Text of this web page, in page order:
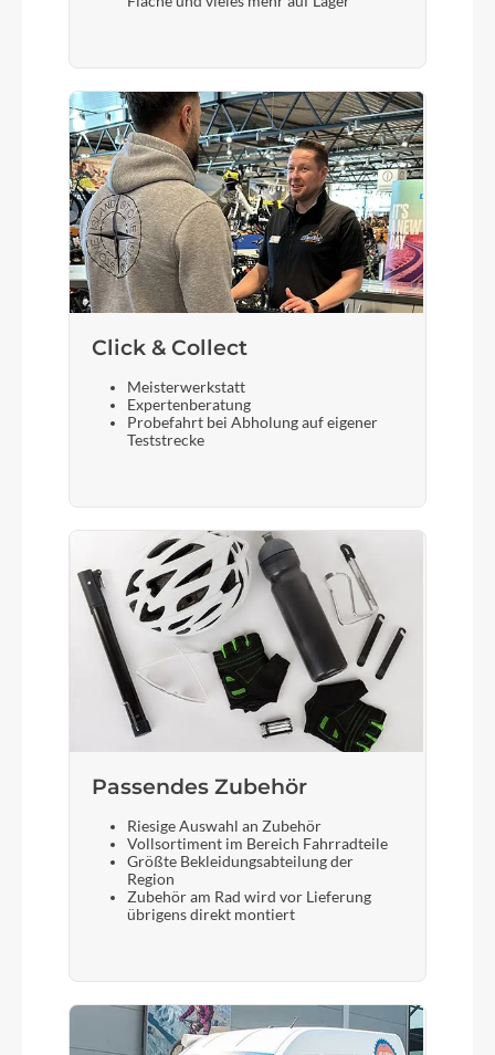
Gewicht
27,3 kg
Scheinwerfer
ACID Front Light PRO-E 60 X-Connect, 12V, DC
Akku
Bosch PowerTube 800
Laufradgröße
28 Zoll
Schalthebel
Shimano Cues SL-U6000, Rapidfire-Plus
Bremshebel
Shimano
ACROS AZF-1035, ICR (Integrated Cable
Routing), Top Zero-Stack 1 1/2" (ZS 56mm),
Bottom Zero-Stack 1 1/2" (ZS 56mm), HIC
Click & Collect
Meisterwerkstatt
Expertenberatung
Probefahrt bei Abholung auf eigener
Teststrecke
Passendes Zubehör
Riesige Auswahl an Zubehör
Vollsortiment im Bereich Fahrradteile
Größte Bekleidungsabteilung der
Region
Zubehör am Rad wird vor Lieferung
übrigens direkt montiert